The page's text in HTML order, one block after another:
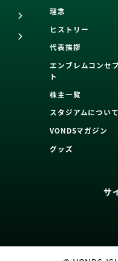
理念
ヒストリー
代表挨拶
エンブレムコンセ
ト
株主一覧
スタジアムについて
VONDSマガジン
グッズ
サ